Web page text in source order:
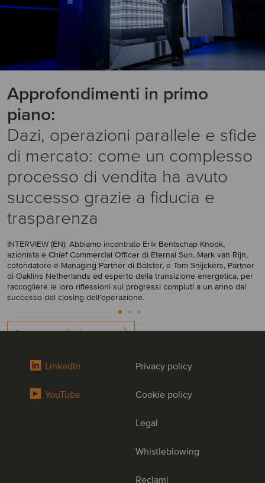
L'impegno fa la
differenza
Siamo professionisti di M&A e consulenza
Approfondimenti in primo
piano:
Dazi, operazioni parallele e sfide
di mercato: come un complesso
processo di vendita ha avuto
successo grazie a fiducia e
trasparenza
INTERVIEW (EN): Abbiamo incontrato Erik Bentschap Knook,
azionista e Chief Commercial Officer di Eternal Sun, Mark van Rijn,
cofondatore e Managing Partner di Bolster, e Tom Snijckers, Partner
di Oaklins Netherlands ed esperto della transizione energetica, per
raccogliere le loro riflessioni sui progressi compiuti a un anno dal
successo del closing dell’operazione.
Per saperne di più
LinkedIn
YouTube
Privacy policy
Cookie policy
Legal
Whistleblowing
Reclami